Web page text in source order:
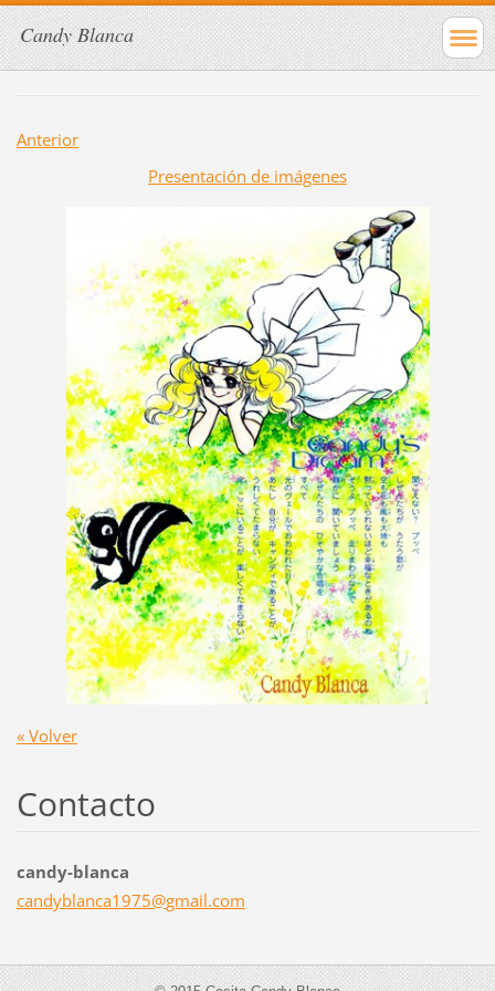
Candy Blanca
Anterior
Presentación de imágenes
« Volver
Contacto
candy-blanca
candyblanca1975@gmail.com